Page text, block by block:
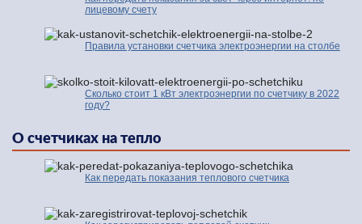
лицевому счету
Правила установки счетчика электроэнергии на столбе
Сколько стоит 1 кВт электроэнергии по счетчику в 2022
году?
О счетчиках на тепло
Как передать показания теплового счетчика